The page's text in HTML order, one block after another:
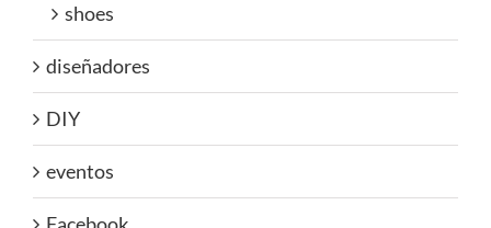
shoes
diseñadores
DIY
eventos